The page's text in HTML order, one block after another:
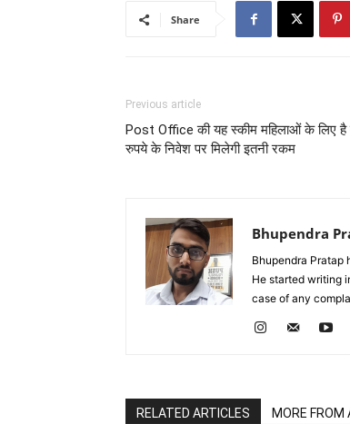
Share
Previous article
Post Office की यह स्कीम महिलाओं के लिए
रुपये के निवेश पर मिलेगी इतनी रकम
Bhupendra
Bhupendra Pratap
He started writing
case of any
RELATED ARTICLES MORE FROM